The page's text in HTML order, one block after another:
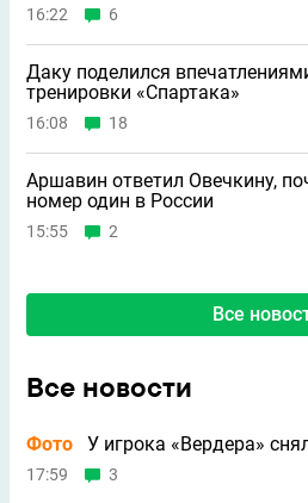
16:22 6
Даку поделился
тренировки «Спартака»
16:08 18
Аршавин ответил Овечкину,
номер один в России
15:55 2
Все
Все новости
Фото У игрока «Вердера»
17:59 3